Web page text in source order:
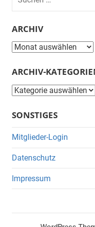
ARCHIV
Archiv
ARCHIV-
Archiv-
SONSTIGES
Mitglieder-Login
Datenschutz
Impressum